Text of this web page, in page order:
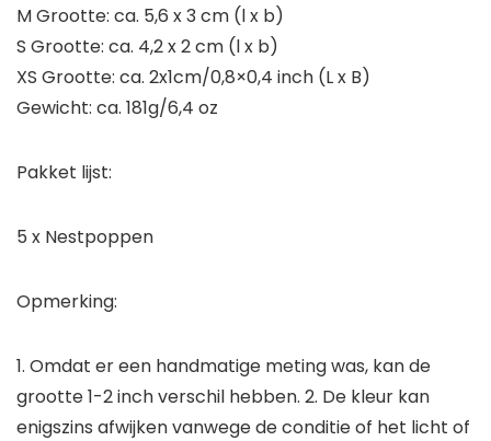
M Grootte: ca. 5,6 x 3 cm (l x b)
S Grootte: ca. 4,2 x 2 cm (l x b)
XS Grootte: ca. 2x1cm/0,8×0,4 inch (L x B)
Gewicht: ca. 181g/6,4 oz
Pakket lijst:
5 x Nestpoppen
Opmerking:
1. Omdat er een handmatige meting was, kan de
grootte 1-2 inch verschil hebben. 2. De kleur kan
enigszins afwijken vanwege de conditie of het licht of